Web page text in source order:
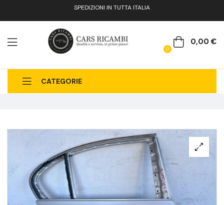
SPEDIZIONI IN TUTTA ITALIA
0
0,00€
CATEGORIE